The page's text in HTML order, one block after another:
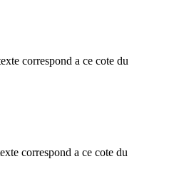
correspond a ce cote du
correspond a ce cote du